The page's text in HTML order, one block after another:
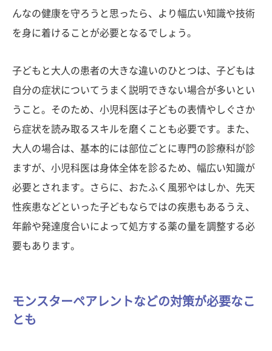
んなの健康を守ろうと思ったら、より幅広い知識や技術
を身に着けることが必要となるでしょう。
子どもと大人の患者の大きな違いのひとつは、子どもは
自分の症状についてうまく説明できない場合が多いとい
うこと。そのため、小児科医は子どもの表情やしぐさか
ら症状を読み取るスキルを磨くことも必要です。また、
大人の場合は、基本的には部位ごとに専門の診療科が診
ますが、小児科医は身体全体を診るため、幅広い知識が
必要とされます。さらに、おたふく風邪やはしか、先天
性疾患などといった子どもならではの疾患もあるうえ、
年齢や発達度合いによって処方する薬の量を調整する必
要もあります。
モンスターペアレントなどの対策が必要なこ
とも